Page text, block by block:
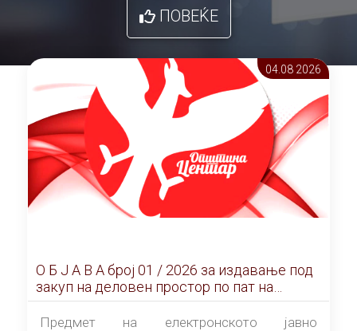
ПОВЕЌЕ
04.08 2026
О Б Ј А В А брoj 01 / 2026 за издавање под
закуп на деловен простор по пат на
ЕЛЕКТРОНСКО ЈАВНО НАДДАВАЊЕ
Предмет на електронското јавно